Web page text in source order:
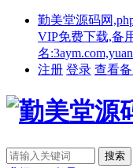
勤美堂源码网
VIP免费下载,备
名
注册 登录 查看